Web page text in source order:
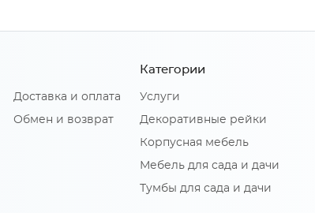
Доставка и оплата
Обмен и возврат
Категории
Услуги
Декоративные рейки
Корпусная мебель
Мебель для сада и дачи
Тумбы для сада и дачи